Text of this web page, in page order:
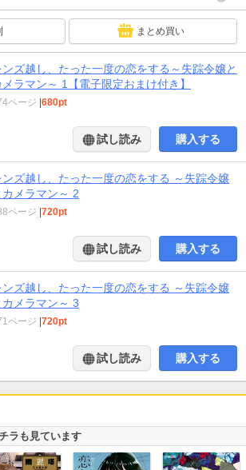
まとめ買い
ンズ越し、たった一度の恋をする～失踪令嬢と
メラマン～ 1【電子限定おまけ付き】
ページ |680pt
試し読み 購入する
ンズ越し、たった一度の恋をする ～失踪令嬢
カメラマン～ 2
ページ |720pt
試し読み 購入する
ンズ越し、たった一度の恋をする ～失踪令嬢
カメラマン～ 3
ページ |720pt
試し読み 購入する
ラも見ています